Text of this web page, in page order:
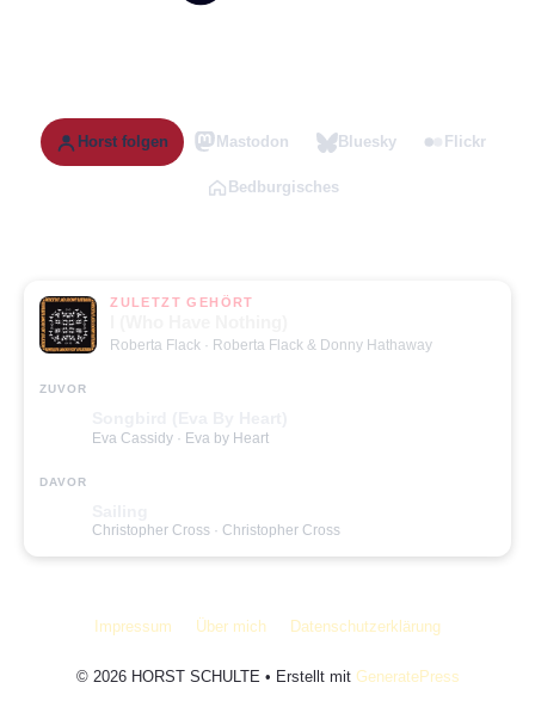
Horst folgen Mastodon Bluesky Flickr
Bedburgisches
ZULETZT GEHÖRT
Roberta Flack · Roberta Flack & Donny Hathaway
ZUVOR
Eva Cassidy · Eva by Heart
DAVOR
Christopher Cross · Christopher Cross
Impressum Über mich Datenschutzerklärung
© 2026 HORST SCHULTE • Erstellt mit GeneratePress